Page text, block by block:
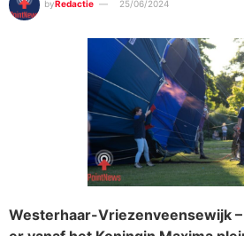
byRedactie 25/06/2024
Westerhaar-Vriezenveensewijk